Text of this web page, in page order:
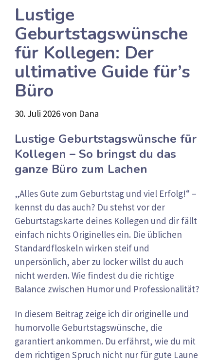
Lustige
Geburtstagswünsche
für Kollegen: Der
ultimative Guide für’s
Büro
30. Juli 2026von Dana
Lustige Geburtstagswünsche für
Kollegen – So bringst du das
ganze Büro zum Lachen
„Alles Gute zum Geburtstag und viel Erfolg!“ –
kennst du das auch? Du stehst vor der
Geburtstagskarte deines Kollegen und dir fällt
einfach nichts Originelles ein. Die üblichen
Standardfloskeln wirken steif und
unpersönlich, aber zu locker willst du auch
nicht werden. Wie findest du die richtige
Balance zwischen Humor und Professionalität?
In diesem Beitrag zeige ich dir originelle und
humorvolle Geburtstagswünsche, die
garantiert ankommen. Du erfährst, wie du mit
dem richtigen Spruch nicht nur für gute Laune